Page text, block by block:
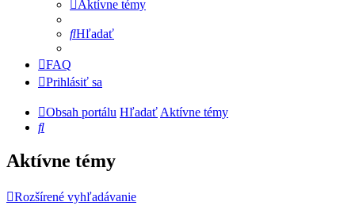
Aktívne témy
Hľadať
FAQ
Prihlásiť sa
Obsah portálu HľadaťAktívne témy
Hľadať
Aktívne témy
Rozšírené vyhľadávanie